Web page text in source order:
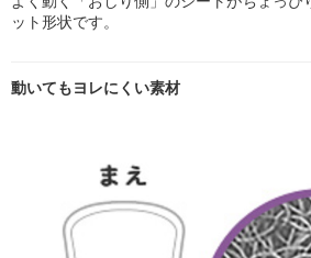
ット形状です。
動いてもヨレにくい素材